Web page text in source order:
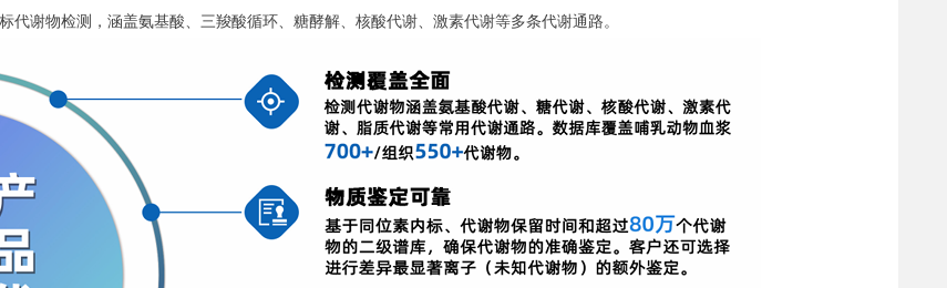
代谢物检测，涵盖氨基酸、三羧酸循环、糖酵解、核酸代谢、激素代谢等多条代谢通路。